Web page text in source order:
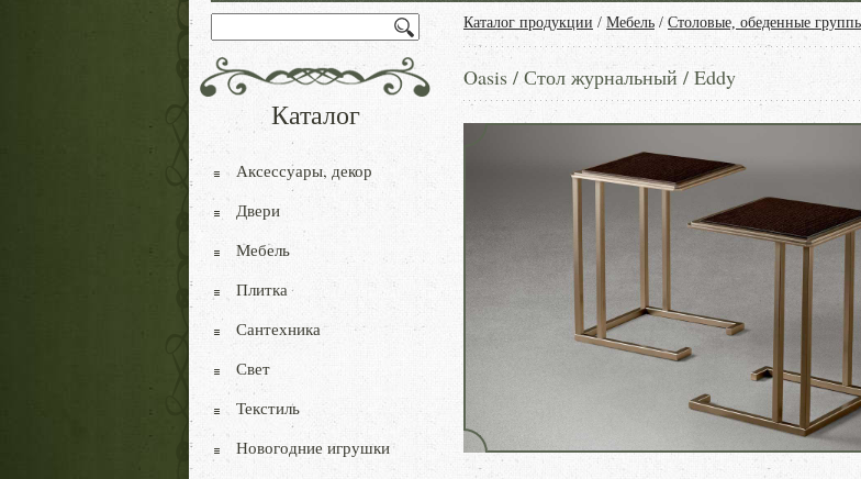
Каталог продукции / Мебель / Столовые, обеденные
Oasis / Стол журнальный / Eddy
Каталог
Аксессуары, декор
Двери
Мебель
Плитка
Сантехника
Свет
Текстиль
Новогодние игрушки